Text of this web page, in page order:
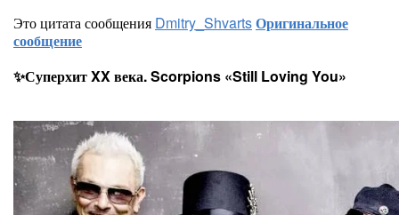
Это цитата сообщения Dmitry_ShvartsОригинальное
сообщение
✨Суперхит XX века. Scorpions «Still Loving You»